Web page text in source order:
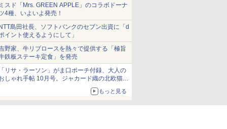
スド「Mrs. GREEN APPLE」のコラボドーナ
4種、いよいよ発売！
島田社長、ソフトバンクのセブン出資に「d
イント使えるようにして」
野家、牛リブロースを熱々で提供する「極旨
鉄板ステーキ定食」を発売
リサ・ラーソン」がま口ポーチ付録、大人の
しゃれ手帖 10月号。ジャカード織の北欧猫デ
もっと見る